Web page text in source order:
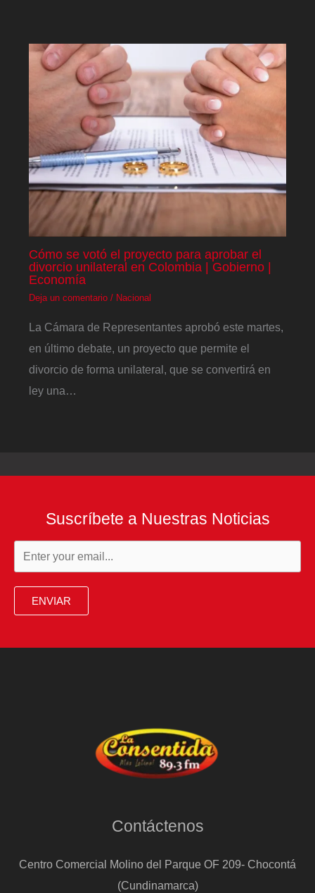
Cómo se votó el proyecto para aprobar el
divorcio unilateral en Colombia | Gobierno |
Economía
Deja un comentario / Nacional
La Cámara de Representantes aprobó este martes,
en último debate, un proyecto que permite el
divorcio de forma unilateral, que se convertirá en
ley una…
Suscríbete a Nuestras Noticias
ENVIAR
Contáctenos
Centro Comercial Molino del Parque OF 209- Chocontá
(Cundinamarca)